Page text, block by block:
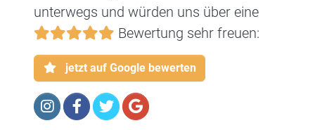
unterwegs und würden uns über eine
Bewertung sehr freuen:
jetzt auf Google bewerten